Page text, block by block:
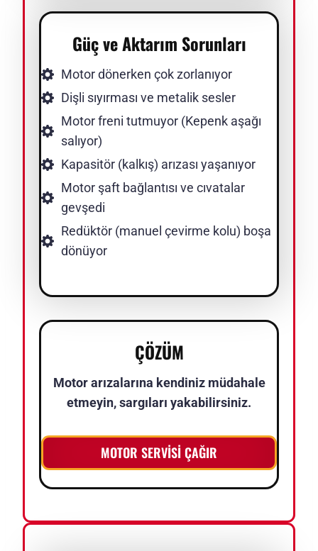
Güç ve Aktarım Sorunları
Motor dönerken çok zorlanıyor
Dişli sıyırması ve metalik sesler
Motor freni tutmuyor (Kepenk aşağı
salıyor)
Kapasitör (kalkış) arızası yaşanıyor
Motor şaft bağlantısı ve cıvatalar
gevşedi
Redüktör (manuel çevirme kolu) boşa
dönüyor
ÇÖZÜM
Motor arızalarına kendiniz müdahale
etmeyin, sargıları yakabilirsiniz.
MOTOR SERVİSİ ÇAĞIR